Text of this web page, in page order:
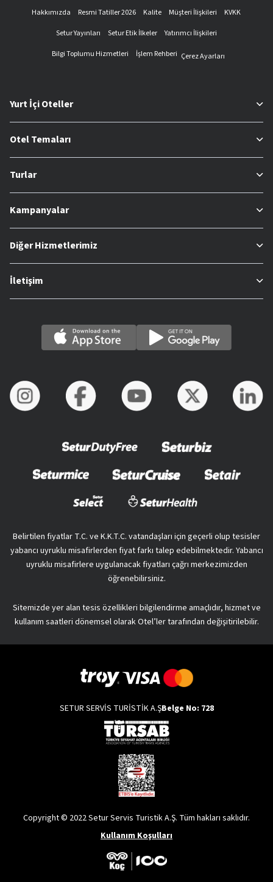
Hakkımızda Resmi Tatiller 2026 Kalite Müşteri İlişkileri
KVKK
Setur Yayınları
Setur Etik İlkeler
Yatırımcı İlişkileri
Bilgi Toplumu Hizmetleri
İşlem Rehberi Çerez Ayarları
Yurt İçi Oteller
Otel Temaları
Turlar
Kampanyalar
Diğer Hizmetlerimiz
İletişim
Belirtilen fiyatlar T.C. ve K.K.T.C. vatandaşları için geçerli olup tesisler
yabancı uyruklu misafirlerden fiyat farkı talep edebilmektedir. Yabancı
uyruklu misafirlere uygulanacak fiyatları çağrı merkezimizden
öğrenebilirsiniz.
Sitemizde yer alan tesis özellikleri bilgilendirme amaçlıdır, hizmet ve
kullanım saatleri dönemsel olarak Otel’ler tarafından değişitirilebilir.
SETUR SERVİS TURİSTİK A.ŞBelge No: 728
Copyright © 2022 Setur Servis Turistik A.Ş. Tüm hakları saklıdır.
Kullanım Koşulları